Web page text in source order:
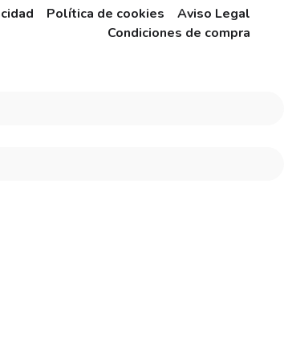
Política de cookies
Aviso Legal
Condiciones de compra